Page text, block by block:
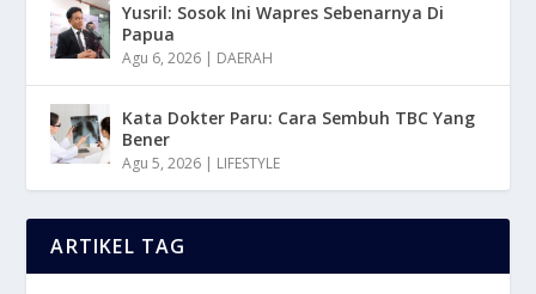
Yusril: Sosok Ini Wapres Sebenarnya Di
Papua
Agu 6, 2026 | DAERAH
Kata Dokter Paru: Cara Sembuh TBC Yang
Bener
Agu 5, 2026 | LIFESTYLE
ARTIKEL TAG